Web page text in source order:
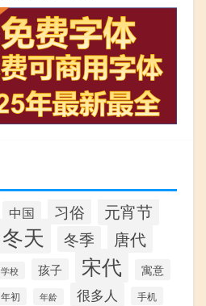
中国 习俗 元宵节
冬天 冬季 唐代
学校 孩子 宋代 寓意
年初 年龄 很多人 手机